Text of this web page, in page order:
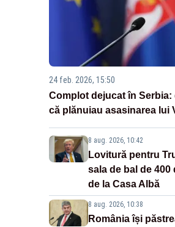
24 feb. 2026, 15:50
Complot dejucat în
că plănuiau asasinarea lui
8 aug. 2026, 10:42
Lovitură pentru
sala de bal de
de la Casa Albă
8 aug. 2026, 10:38
România își